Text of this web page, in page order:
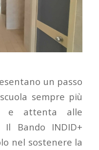
un passo
sempre più
e attenta alle
Il Bando INDID+
nel sostenere la